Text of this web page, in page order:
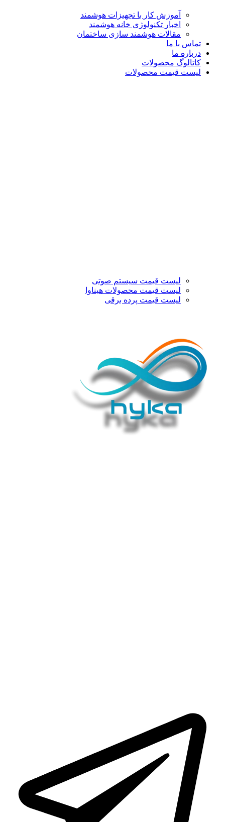
آموزش کار با تجهیزات هوشمند
اخبار تکنولوژی خانه هوشمند
مقالات هوشمند سازی ساختمان
تماس با ما
درباره ما
کاتالوگ محصولات
لیست قیمت محصولات
لیست قیمت سیستم صوتی
لیست قیمت محصولات هیناوا
لیست قیمت پرده برقی